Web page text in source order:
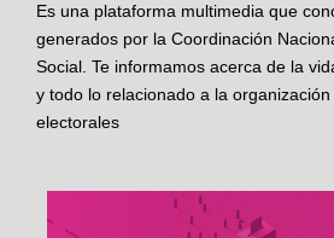
Es una plataforma multimedia que
generados por la Coordinación
Social. Te informamos acerca de la
y todo lo relacionado a la
electorales